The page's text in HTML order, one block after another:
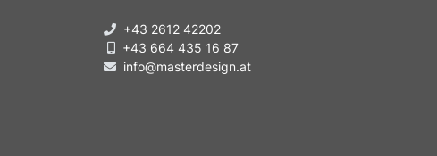
+43 2612 42202
+43 664 435 16 87
info@masterdesign.at